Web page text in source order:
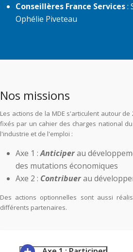
Conseillères France Services:
Ophélie Piveteau
Nos missions
Les actions de la MDE s'articulent autour
fixés par un cahier des charges national
l'industrie et de l'emploi :
Axe 1 :Anticiperau
des mutations économiques
Axe 2 : Contribuerau
Des actions optionnelles sont aussi
différents partenaires.